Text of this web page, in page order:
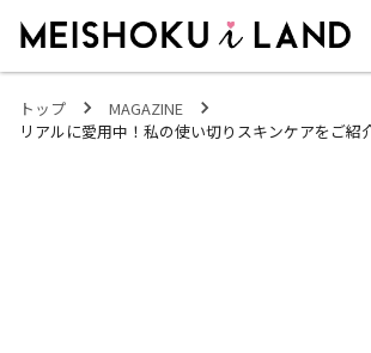
トップ
MAGAZINE
リアルに愛用中！私の使い切りスキンケアをご紹